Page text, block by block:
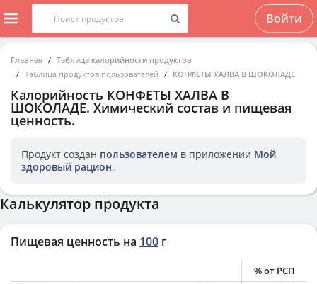
Войти
Главная
Таблица калорийности продуктов
Таблица продуктов пользователей
КОНФЕТЫ ХАЛВА В ШОКОЛАДЕ
Калорийность КОНФЕТЫ ХАЛВА В
ШОКОЛАДЕ. Химический состав и пищевая
ценность.
Продукт создан пользователем в приложении Мой
здоровый рацион.
Калькулятор продукта
Пищевая ценность на 100 г
% от РСП